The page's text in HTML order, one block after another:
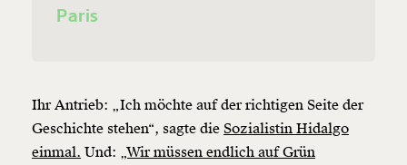
Paris
Ihr Antrieb: „Ich möchte auf der richtigen Seite der
Geschichte stehen“, sagte die Sozialistin Hidalgo
einmal. Und: „Wir müssen endlich auf Grün